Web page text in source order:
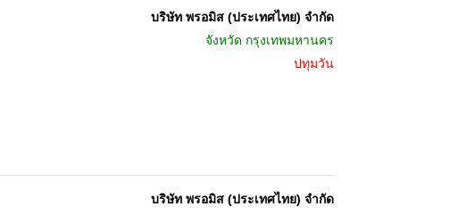
บริษัท พรอมิส (ประเทศไทย) จำกัด
จังหวัด กรุงเทพมหานคร
ปทุมวัน
บริษัท พรอมิส (ประเทศไทย) จำกัด